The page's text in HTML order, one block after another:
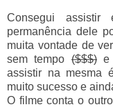
Consegui
permanência dele
muita vontade de
sem tempo ($$$)e
assistir na mesma
muito sucesso e
O filme conta o